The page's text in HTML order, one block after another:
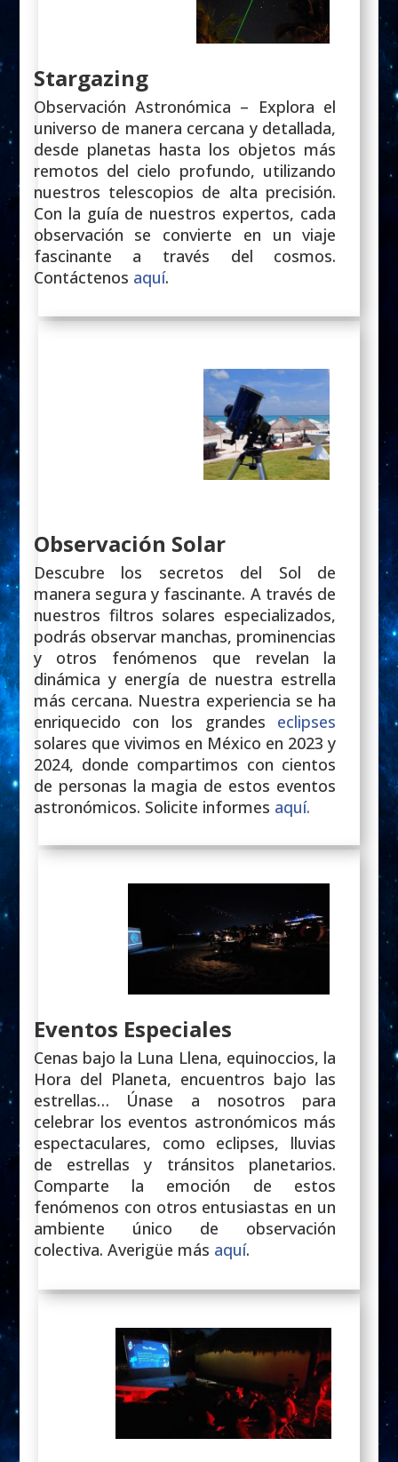
Stargazing
Observación Astronómica – Explora el
universo de manera cercana y detallada,
desde planetas hasta los objetos más
remotos del cielo profundo, utilizando
nuestros telescopios de alta precisión.
Con la guía de nuestros expertos, cada
observación se convierte en un viaje
fascinante a través del cosmos.
Contáctenos aquí.
Observación Solar
Descubre los secretos del Sol de
manera segura y fascinante. A través de
nuestros filtros solares especializados,
podrás observar manchas, prominencias
y otros fenómenos que revelan la
dinámica y energía de nuestra estrella
más cercana. Nuestra experiencia se ha
enriquecido con los grandes eclipses
solares que vivimos en México en 2023 y
2024, donde compartimos con cientos
de personas la magia de estos eventos
astronómicos. Solicite informes aquí.
Eventos Especiales
Cenas bajo la Luna Llena, equinoccios, la
Hora del Planeta, encuentros bajo las
estrellas… Únase a nosotros para
celebrar los eventos astronómicos más
espectaculares, como eclipses, lluvias
de estrellas y tránsitos planetarios.
Comparte la emoción de estos
fenómenos con otros entusiastas en un
ambiente único de observación
colectiva. Averigüe más aquí.